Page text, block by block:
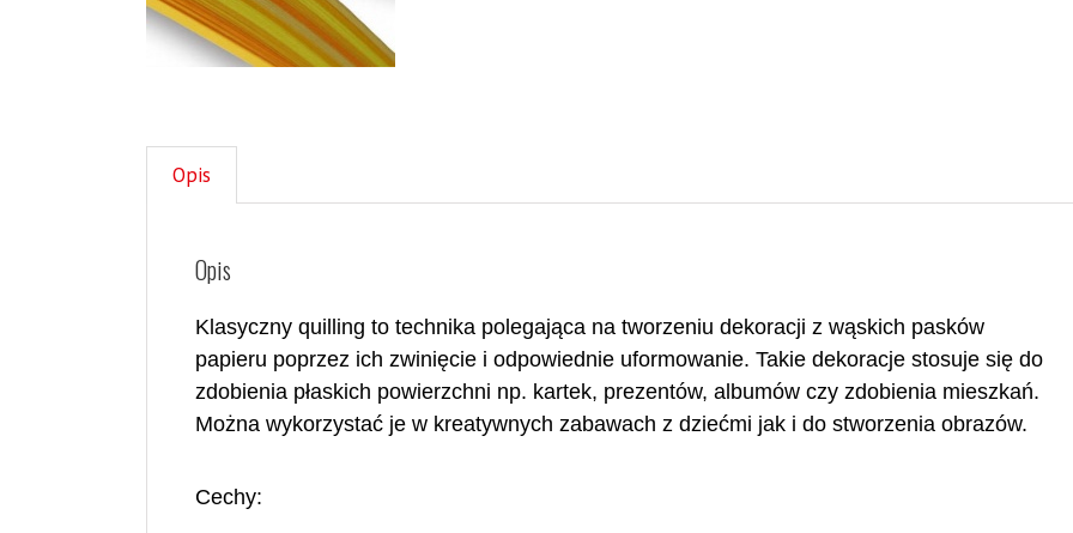
Opis
Opis
Klasyczny quilling to technika polegająca na tworzeniu dekoracji z wąskich pasków
papieru poprzez ich zwinięcie i odpowiednie uformowanie. Takie dekoracje stosuje się do
zdobienia płaskich powierzchni np. kartek, prezentów, albumów czy zdobienia mieszkań.
Można wykorzystać je w kreatywnych zabawach z dziećmi jak i do stworzenia obrazów.
Cechy: